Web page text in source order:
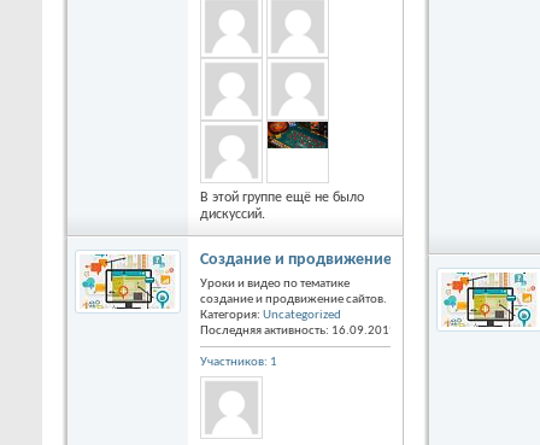
В этой группе ещё не было
дискуссий.
Создание и продвижение сайтов, статьи и
Уроки и видео по тематике
создание и продвижение сайтов.
Категория: Uncategorized
Последняя активность: 16.09.2019
Участников: 1